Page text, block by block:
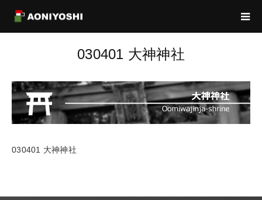
030401 大神神社
030401 大神神社